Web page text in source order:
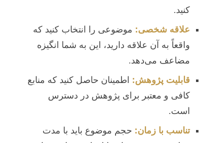
کنید.
علاقه شخصی: موضوعی را انتخاب کنید که
واقعاً به آن علاقه دارید، این به شما انگیزه
مضاعف می‌دهد.
قابلیت پژوهش: اطمینان حاصل کنید که منابع
کافی و معتبر برای پژوهش در دسترس
است.
تناسب با زمان: حجم موضوع باید با مدت